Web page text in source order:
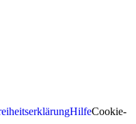
HilfeCookie-